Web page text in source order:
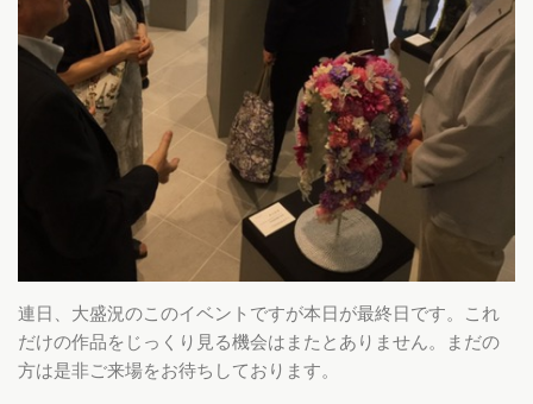
連日、大盛況のこのイベントですが本日が最終日です。これ
だけの作品をじっくり見る機会はまたとありません。まだの
方は是非ご来場をお待ちしております。